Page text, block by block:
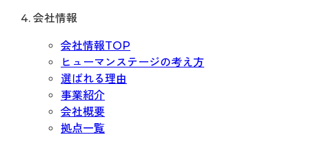
会社情報
会社情報TOP
ヒューマンステージの考え方
選ばれる理由
事業紹介
会社概要
拠点一覧